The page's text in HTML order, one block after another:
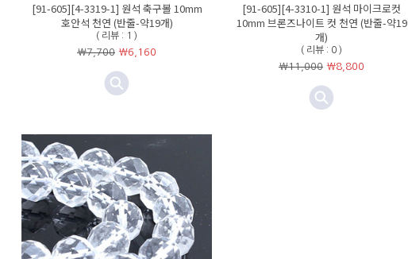
[91-605][4-3319-1] 원석 축구볼 10mm
호안석 천연 (반줄-약19개)
( 리뷰 : 1 )
￦7,700 ￦6,160
[91-605][4-3310-1] 원석 마이크로컷
10mm 브론즈나이트 컷 천연 (반줄-약19
개)
( 리뷰 : 0 )
￦11,000 ￦8,800